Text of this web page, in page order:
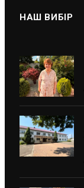
НАШ ВИБІР